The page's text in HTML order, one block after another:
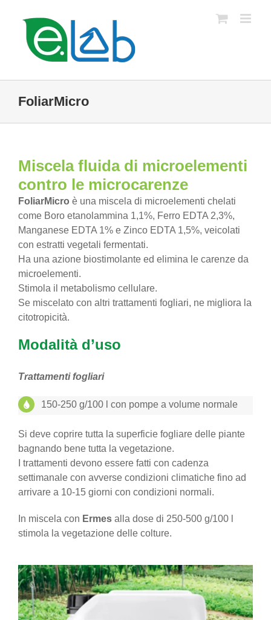
contenuto
FoliarMicro
Miscela fluida di microelementi
contro le microcarenze
FoliarMicro è una miscela di microelementi chelati
come Boro etanolammina 1,1%, Ferro EDTA 2,3%,
Manganese EDTA 1% e Zinco EDTA 1,5%, veicolati
con estratti vegetali fermentati.
Ha una azione biostimolante ed elimina le carenze da
microelementi.
Stimola il metabolismo cellulare.
Se miscelato con altri trattamenti fogliari, ne migliora la
citotropicità.
Modalità d’uso
Trattamenti fogliari
150-250 g/100 l con pompe a volume normale
Si deve coprire tutta la superficie fogliare delle piante
bagnando bene tutta la vegetazione.
I trattamenti devono essere fatti con cadenza
settimanale con avverse condizioni climatiche fino ad
arrivare a 10-15 giorni con condizioni normali.
In miscela con Ermes alla dose di 250-500 g/100 l
stimola la vegetazione delle colture.